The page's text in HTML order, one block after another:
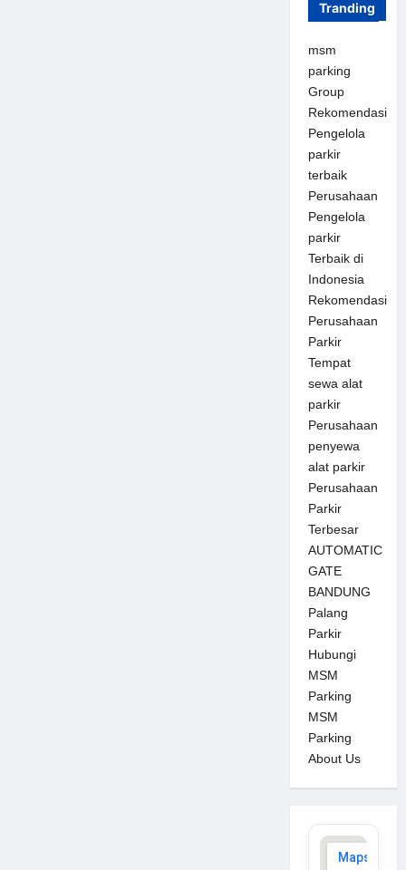
Tranding
msm
parking
Group
Rekomendasi
Pengelola
parkir
terbaik
Perusahaan
Pengelola
parkir
Terbaik di
Indonesia
Rekomendasi
Perusahaan
Parkir
Tempat
sewa alat
parkir
Perusahaan
penyewa
alat parkir
Perusahaan
Parkir
Terbesar
AUTOMATIC
GATE
BANDUNG
Palang
Parkir
Hubungi
MSM
Parking
MSM
Parking
About Us